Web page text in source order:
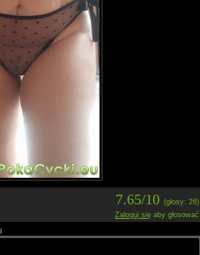
7.65/10 (głosy: 26)
Zaloguj się aby głosować